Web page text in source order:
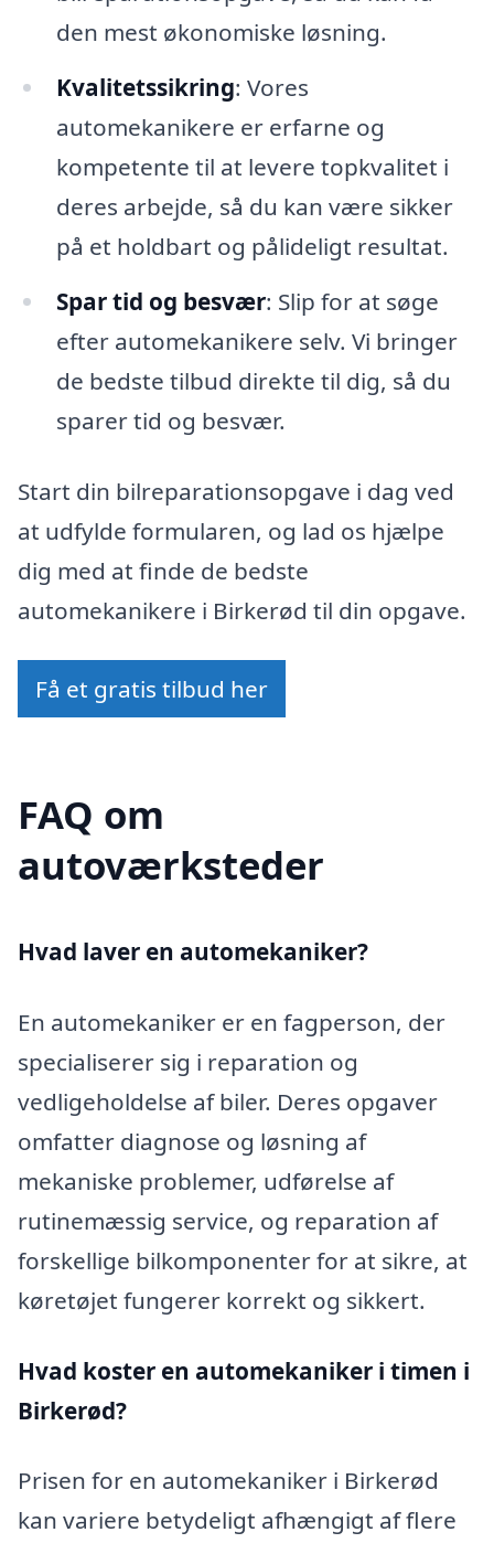
den mest økonomiske løsning.
Kvalitetssikring: Vores
automekanikere er erfarne og
kompetente til at levere topkvalitet i
deres arbejde, så du kan være sikker
på et holdbart og pålideligt resultat.
Spar tid og besvær: Slip for at søge
efter automekanikere selv. Vi bringer
de bedste tilbud direkte til dig, så du
sparer tid og besvær.
Start din bilreparationsopgave i dag ved
at udfylde formularen, og lad os hjælpe
dig med at finde de bedste
automekanikere i Birkerød til din opgave.
Få et gratis tilbud her
FAQ om
autoværksteder
Hvad laver en automekaniker?
En automekaniker er en fagperson, der
specialiserer sig i reparation og
vedligeholdelse af biler. Deres opgaver
omfatter diagnose og løsning af
mekaniske problemer, udførelse af
rutinemæssig service, og reparation af
forskellige bilkomponenter for at sikre, at
køretøjet fungerer korrekt og sikkert.
Hvad koster en automekaniker i timen i
Birkerød?
Prisen for en automekaniker i Birkerød
kan variere betydeligt afhængigt af flere